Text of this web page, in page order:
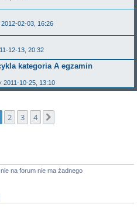
2012-02-03, 16:26
12-13, 20:32
kategoria A egzamin
2011-10-25, 13:10
2 3 4
na forum nie ma żadnego